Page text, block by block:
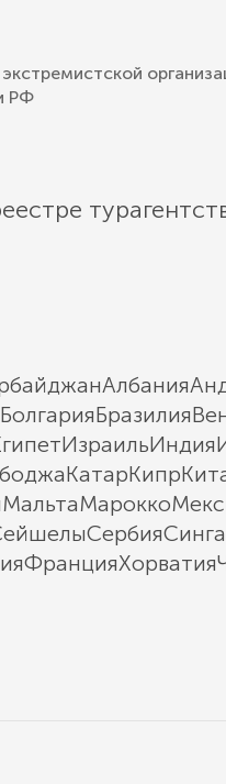
РФ
Албания
БолгарияБразилия
ИзраильИндия
КатарКипр
МальтаМарокко
Сербия
ФранцияХорватия